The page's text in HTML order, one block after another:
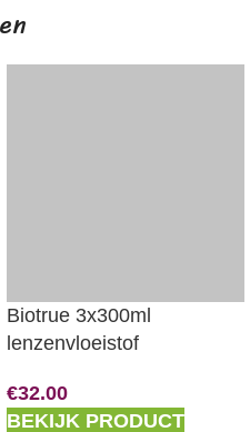
Biotrue 3x300ml
lenzenvloeistof
€32.00
BEKIJK PRODUCT